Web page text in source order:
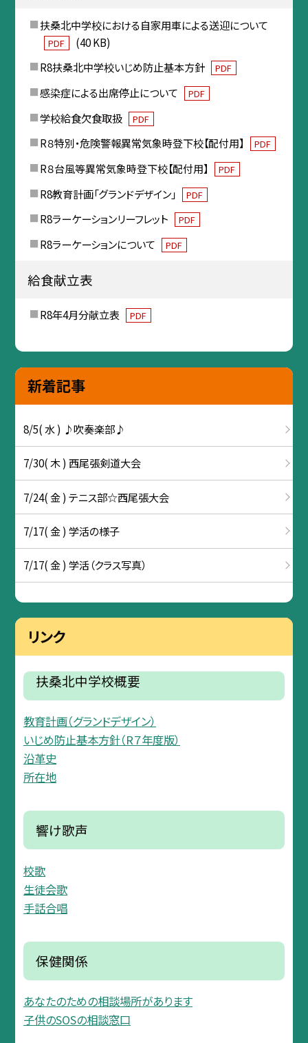
扶桑北中学校における自家用車による送迎について
PDF
(40 KB)
R8扶桑北中学校いじめ防止基本方針
PDF
感染症による出席停止について PDF
学校給食欠食取扱 PDF
R８特別・危険警報異常気象時登下校【配付用】 PDF
R８台風等異常気象時登下校【配付用】 PDF
R8教育計画「グランドデザイン」 PDF
R8ラーケーションリーフレット PDF
R8ラーケーションについて PDF
給食献立表
R8年4月分献立表 PDF
新着記事
8/5( 水 ) ♪吹奏楽部♪
7/30( 木 ) 西尾張剣道大会
7/24( 金 ) テニス部☆西尾張大会
7/17( 金 ) 学活の様子
7/17( 金 ) 学活（クラス写真）
リンク
扶桑北中学校概要
教育計画（グランドデザイン）
いじめ防止基本方針（R７年度版）
沿革史
所在地
響け歌声
校歌
生徒会歌
手話合唱
保健関係
あなたのための相談場所があります
子供のSOSの相談窓口